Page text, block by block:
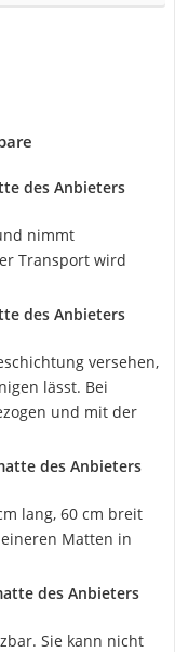
des Anbieters
nimmt
Transport wird
des Anbieters
versehen,
lässt. Bei
und mit der
des Anbieters
lang, 60 cm breit
Matten in
des Anbieters
Sie kann nicht